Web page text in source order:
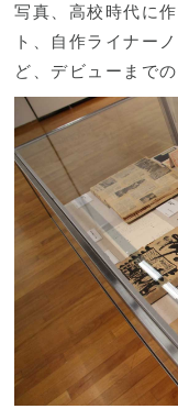
写真、高校時代に
ト、自作ライナー
ど、デビューまで